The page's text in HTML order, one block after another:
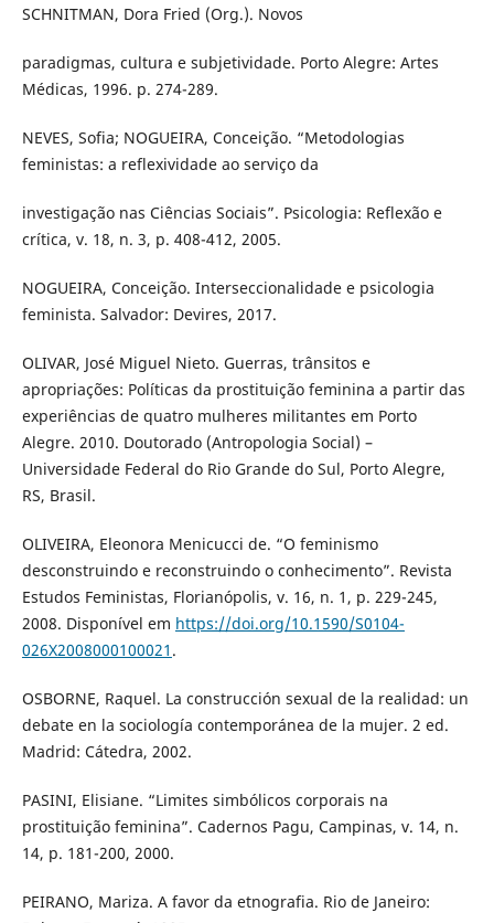
SCHNITMAN, Dora Fried (Org.). Novos
paradigmas, cultura e subjetividade. Porto Alegre: Artes
Médicas, 1996. p. 274-289.
NEVES, Sofia; NOGUEIRA, Conceição. “Metodologias
feministas: a reflexividade ao serviço da
investigação nas Ciências Sociais”. Psicologia: Reflexão e
crítica, v. 18, n. 3, p. 408-412, 2005.
NOGUEIRA, Conceição. Interseccionalidade e psicologia
feminista. Salvador: Devires, 2017.
OLIVAR, José Miguel Nieto. Guerras, trânsitos e
apropriações: Políticas da prostituição feminina a partir das
experiências de quatro mulheres militantes em Porto
Alegre. 2010. Doutorado (Antropologia Social) –
Universidade Federal do Rio Grande do Sul, Porto Alegre,
RS, Brasil.
OLIVEIRA, Eleonora Menicucci de. “O feminismo
desconstruindo e reconstruindo o conhecimento”. Revista
Estudos Feministas, Florianópolis, v. 16, n. 1, p. 229-245,
2008. Disponível em https://doi.org/10.1590/S0104-
026X2008000100021 .
OSBORNE, Raquel. La construcción sexual de la realidad: un
debate en la sociología contemporánea de la mujer. 2 ed.
Madrid: Cátedra, 2002.
PASINI, Elisiane. “Limites simbólicos corporais na
prostituição feminina”. Cadernos Pagu, Campinas, v. 14, n.
14, p. 181-200, 2000.
PEIRANO, Mariza. A favor da etnografia. Rio de Janeiro: